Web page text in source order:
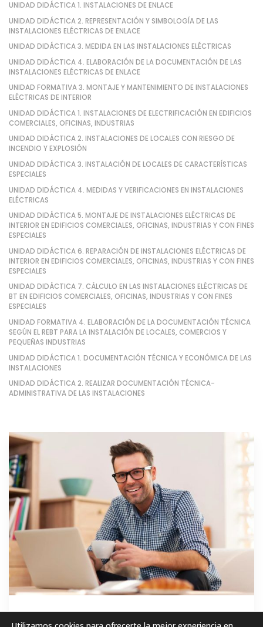
UNIDAD DIDÁCTICA 1. INSTALACIONES DE ENLACE
UNIDAD DIDÁCTICA 2. REPRESENTACIÓN Y SIMBOLOGÍA DE LAS
INSTALACIONES ELÉCTRICAS DE ENLACE
UNIDAD DIDÁCTICA 3. MEDIDA EN LAS INSTALACIONES ELÉCTRICAS
UNIDAD DIDÁCTICA 4. ELABORACIÓN DE LA DOCUMENTACIÓN DE LAS
INSTALACIONES ELÉCTRICAS DE ENLACE
UNIDAD FORMATIVA 3. MONTAJE Y MANTENIMIENTO DE INSTALACIONES
ELÉCTRICAS DE INTERIOR
UNIDAD DIDÁCTICA 1. INSTALACIONES DE ELECTRIFICACIÓN EN EDIFICIOS
COMERCIALES, OFICINAS, INDUSTRIAS
UNIDAD DIDÁCTICA 2. INSTALACIONES DE LOCALES CON RIESGO DE
INCENDIO Y EXPLOSIÓN
UNIDAD DIDÁCTICA 3. INSTALACIÓN DE LOCALES DE CARACTERÍSTICAS
ESPECIALES
UNIDAD DIDÁCTICA 4. MEDIDAS Y VERIFICACIONES EN INSTALACIONES
ELÉCTRICAS
UNIDAD DIDÁCTICA 5. MONTAJE DE INSTALACIONES ELÉCTRICAS DE
INTERIOR EN EDIFICIOS COMERCIALES, OFICINAS, INDUSTRIAS Y CON FINES
ESPECIALES
UNIDAD DIDÁCTICA 6. REPARACIÓN DE INSTALACIONES ELÉCTRICAS DE
INTERIOR EN EDIFICIOS COMERCIALES, OFICINAS, INDUSTRIAS Y CON FINES
ESPECIALES
UNIDAD DIDÁCTICA 7. CÁLCULO EN LAS INSTALACIONES ELÉCTRICAS DE
BT EN EDIFICIOS COMERCIALES, OFICINAS, INDUSTRIAS Y CON FINES
ESPECIALES
UNIDAD FORMATIVA 4. ELABORACIÓN DE LA DOCUMENTACIÓN TÉCNICA
SEGÚN EL REBT PARA LA INSTALACIÓN DE LOCALES, COMERCIOS Y
PEQUEÑAS INDUSTRIAS
UNIDAD DIDÁCTICA 1. DOCUMENTACIÓN TÉCNICA Y ECONÓMICA DE LAS
INSTALACIONES
UNIDAD DIDÁCTICA 2. REALIZAR DOCUMENTACIÓN TÉCNICA-
ADMINISTRATIVA DE LAS INSTALACIONES
GRATIS